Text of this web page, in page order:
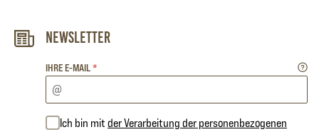
Newsletter
IHRE E-MAIL*
Ich bin mit der Verarbeitung der personenbezogenen